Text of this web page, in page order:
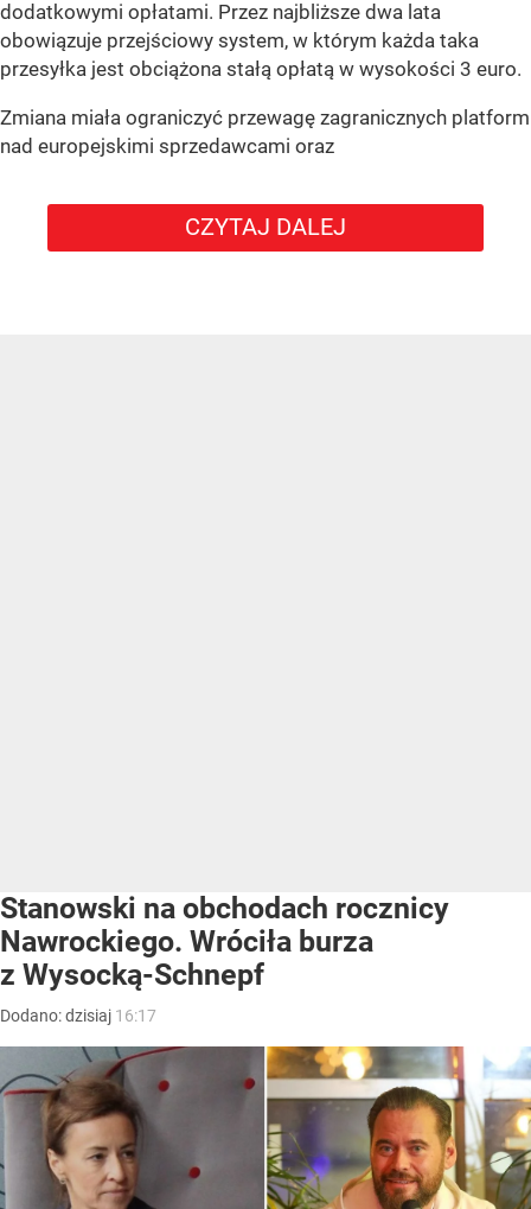
dodatkowymi opłatami. Przez najbliższe dwa lata
obowiązuje przejściowy system, w którym każda taka
przesyłka jest obciążona stałą opłatą w wysokości 3 euro.
Zmiana miała ograniczyć przewagę zagranicznych platform
nad europejskimi sprzedawcami oraz
CZYTAJ DALEJ
Stanowski na obchodach rocznicy
Nawrockiego. Wróciła burza
z Wysocką-Schnepf
Dodano:dzisiaj 16:17